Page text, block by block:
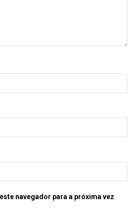
navegador para a próxima vez